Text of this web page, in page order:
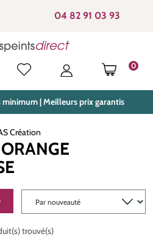
04 82 91 03 93
0
LE
minimum | Meilleurs prix garantis
Création
trouvé(s)